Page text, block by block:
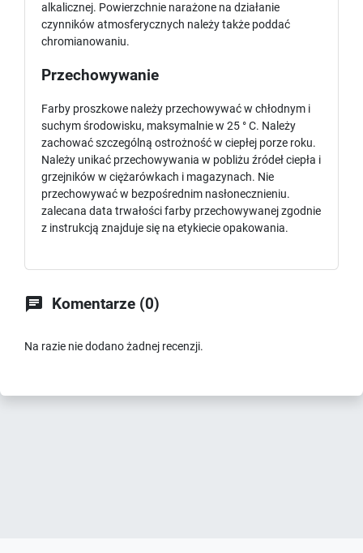
alkalicznej. Powierzchnie narażone na działanie
czynników atmosferycznych należy także poddać
chromianowaniu.
Przechowywanie
Farby proszkowe należy przechowywać w chłodnym i
suchym środowisku, maksymalnie w 25 ° C. Należy
zachować szczególną ostrożność w ciepłej porze roku.
Należy unikać przechowywania w pobliżu źródeł ciepła i
grzejników w ciężarówkach i magazynach. Nie
przechowywać w bezpośrednim nasłonecznieniu.
zalecana data trwałości farby przechowywanej zgodnie
z instrukcją znajduje się na etykiecie opakowania.
 Komentarze (0)
Na razie nie dodano żadnej recenzji.